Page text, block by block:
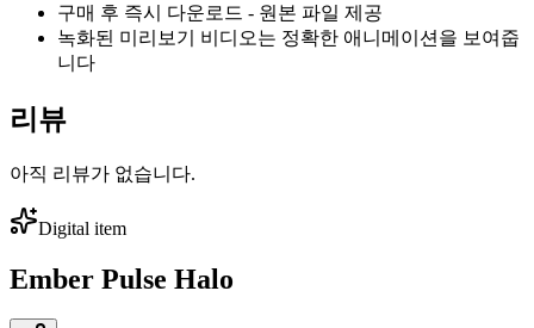
구매 후 즉시 다운로드 - 원본 파일 제공
녹화된 미리보기 비디오는 정확한 애니메이션을 보여줍
니다
리뷰
아직 리뷰가 없습니다.
Digital item
Ember Pulse Halo